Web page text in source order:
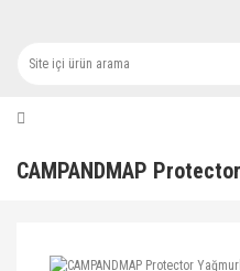
CAMPANDMAP